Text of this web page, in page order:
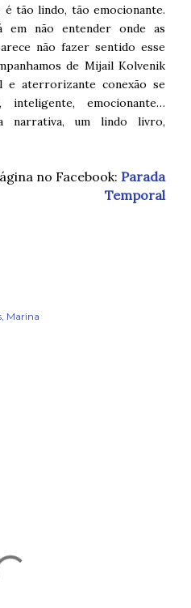
tão lindo, tão emocionante.
em não entender onde as
não fazer sentido esse
de Mijail Kolvenik
e aterrorizante conexão se
emocionante…
narrativa, um lindo livro,
no Facebook: Parada
Temporal
Marina